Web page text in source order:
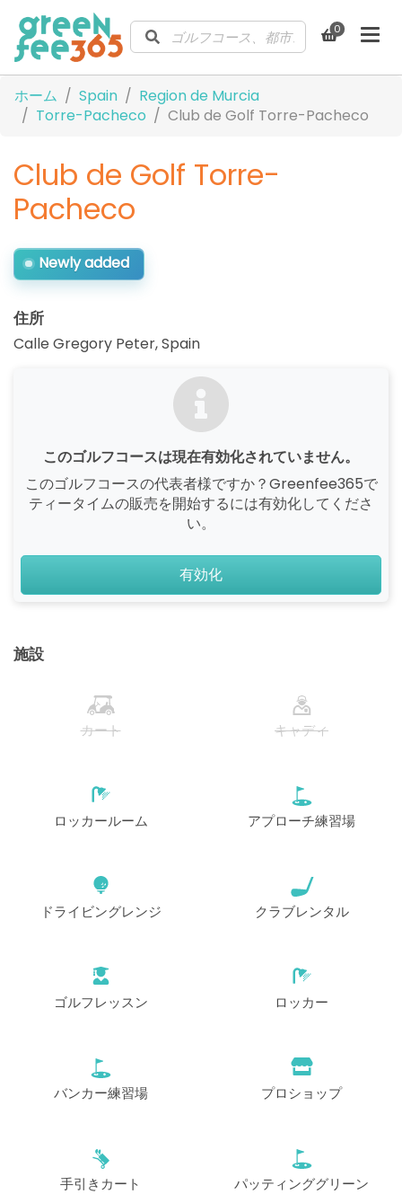
0
ホーム Spain
Region de Murcia
Torre-Pacheco
Club de Golf Torre-Pacheco
Club de Golf Torre-
Pacheco
Newly added
住所
Calle Gregory Peter,Spain
このゴルフコースは現在有効化されていません。
このゴルフコースの代表者様ですか？Greenfee365で
ティータイムの販売を開始するには有効化してくださ
い。
有効化
施設
カート キャディ
ロッカールーム アプローチ練習場
ドライビングレンジ クラブレンタル
ゴルフレッスン ロッカー
バンカー練習場 プロショップ
手引きカート パッティンググリーン